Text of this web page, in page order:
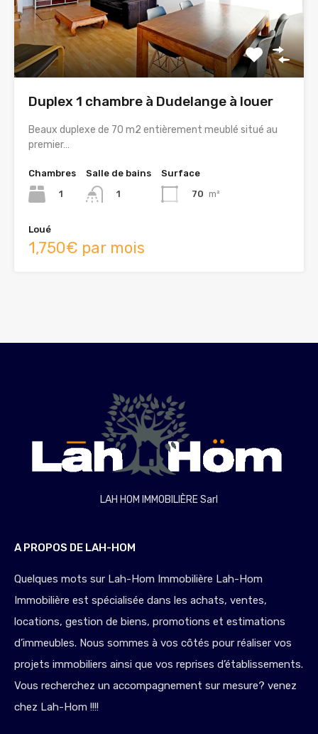
Duplex 1 chambre à Dudelange à louer
Beaux duplexe de 70 m2 entièrement meublé situé au
premier…
Chambres
1
Salle de bains
1
Surface
70 m²
Loué
1,750€ par mois
LAH HOM IMMOBILIÈRE Sarl
A PROPOS DE LAH-HOM
Quelques mots sur Lah-Hom Immobilière Lah-Hom
Immobilière est spécialisée dans les achats, ventes,
locations, gestion de biens, promotions et estimations
d’immeubles. Nous sommes à vos côtés pour réaliser vos
projets immobiliers ainsi que vos reprises d’établissements.
Vous recherchez un accompagnement sur mesure? venez
chez Lah-Hom !!!!